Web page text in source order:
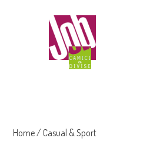
Home/ Casual & Sport